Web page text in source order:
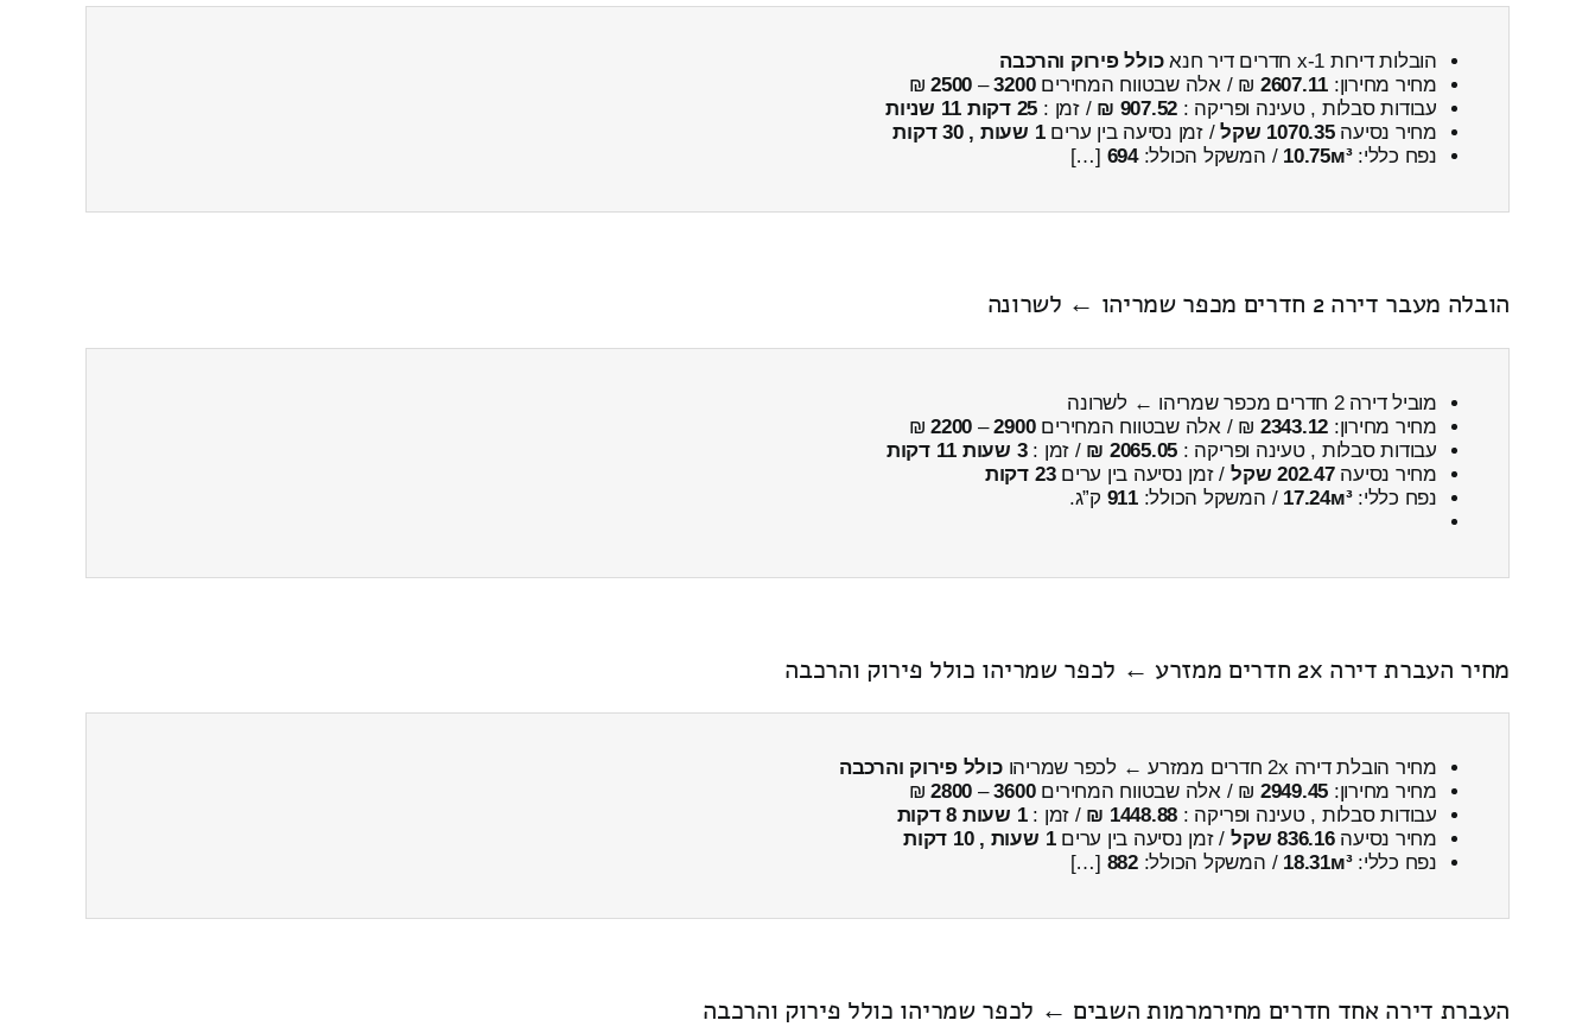
הובלות דירות 1-x חדרים דיר חנא
כולל פירוק והרכבה
מחיר מחירון: 2607.11 ₪ / אלה שבטווח המחירים3200
–
2500
₪
עבודות סבלות , טעינה ופריקה : 907.52 ₪ / זמן : 25 דקות 11 שניות
מחיר נסיעה1070.35 שקל / זמן נסיעה בין ערים1 שעות , 30 דקות
נפח כללי:10.75м³ / המשקל הכולל:694
[…]
הובלה מעבר דירה 2 חדרים מכפר שמריהו ← לשרונה
מוביל דירה 2 חדרים מכפר שמריהו ← לשרונה
מחיר מחירון: 2343.12 ₪ / אלה שבטווח המחירים2900
–
2200
₪
עבודות סבלות , טעינה ופריקה : 2065.05 ₪ / זמן :3 שעות 11 דקות
מחיר נסיעה202.47 שקל / זמן נסיעה בין ערים23 דקות
נפח כללי:17.24м³ / המשקל הכולל:911 ק”ג.
מחיר העברת דירה 2x חדרים ממזרע ← לכפר שמריהו כולל פירוק והרכבה
מחיר הובלת דירה 2x חדרים ממזרע ← לכפר שמריהו
כולל פירוק והרכבה
מחיר מחירון: 2949.45 ₪ / אלה שבטווח המחירים3600
–
2800
₪
עבודות סבלות , טעינה ופריקה : 1448.88 ₪ / זמן :1 שעות 8 דקות
מחיר נסיעה836.16 שקל / זמן נסיעה בין ערים1 שעות , 10 דקות
נפח כללי:18.31м³ / המשקל הכולל:882
[…]
העברת דירה אחד חדרים מחירמרמות השבים ← לכפר שמריהו כולל פירוק והרכבה